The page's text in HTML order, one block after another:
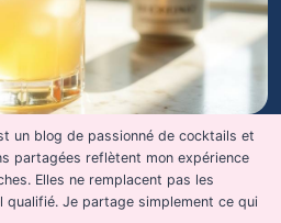
un blog de passionné de cocktails et
partagées reflètent mon expérience
Elles ne remplacent pas les
qualifié. Je partage simplement ce qui